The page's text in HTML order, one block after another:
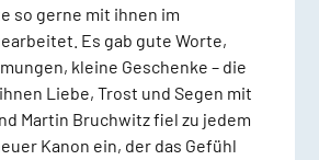
so gerne mit ihnen im
Es gab gute Worte,
kleine Geschenke – die
Liebe, Trost und Segen mit
Martin Bruchwitz fiel zu jedem
Kanon ein, der das Gefühl